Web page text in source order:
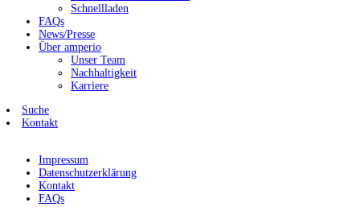
Schnellladen
FAQs
News/Presse
Über amperio
Unser Team
Nachhaltigkeit
Karriere
Suche
Kontakt
Impressum
Datenschutzerklärung
Kontakt
FAQs